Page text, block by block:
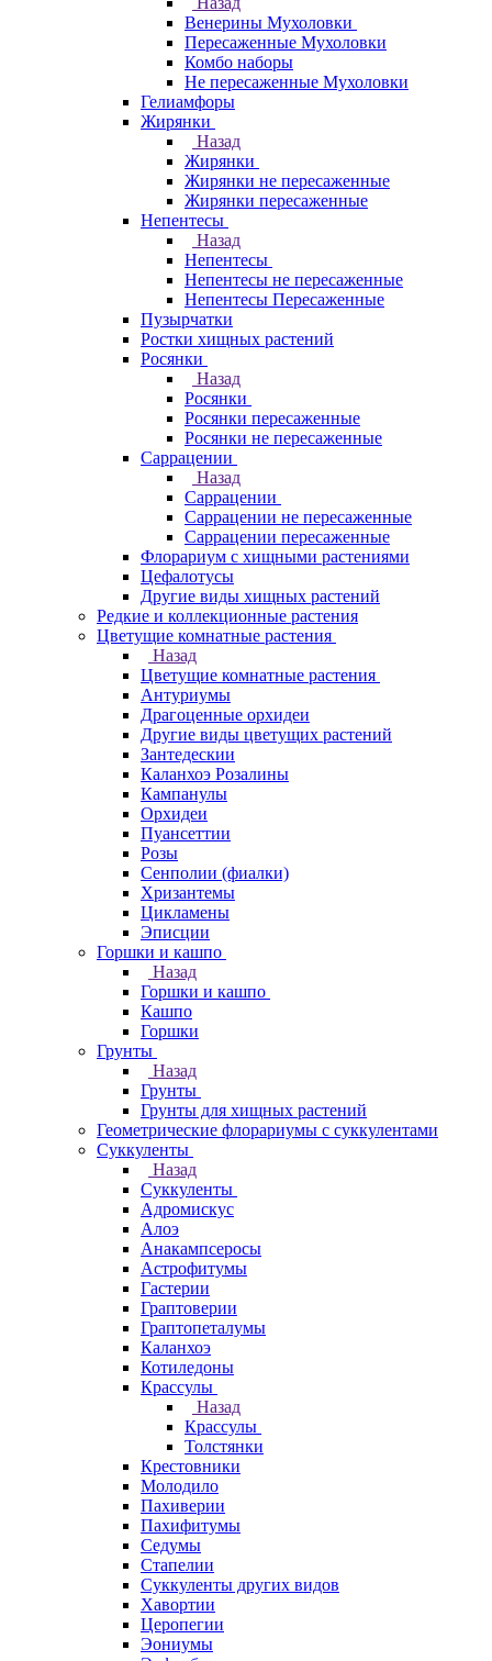
Венерины Мухоловки
Пересаженные Мухоловки
Комбо наборы
Не пересаженные Мухоловки
Гелиамфоры
Жирянки
Назад
Жирянки
Жирянки не пересаженные
Жирянки пересаженные
Непентесы
Назад
Непентесы
Непентесы не пересаженные
Непентесы Пересаженные
Пузырчатки
Ростки хищных растений
Росянки
Назад
Росянки
Росянки пересаженные
Росянки не пересаженные
Саррацении
Назад
Саррацении
Саррацении не пересаженные
Саррацении пересаженные
Флорариум с хищными растениями
Цефалотусы
Другие виды хищных растений
Редкие и коллекционные растения
Цветущие комнатные растения
Назад
Цветущие комнатные растения
Антуриумы
Драгоценные орхидеи
Другие виды цветущих растений
Зантедескии
Каланхоэ Розалины
Кампанулы
Орхидеи
Пуансеттии
Розы
Сенполии (фиалки)
Хризантемы
Цикламены
Эписции
Горшки и кашпо
Назад
Горшки и кашпо
Кашпо
Горшки
Грунты
Назад
Грунты
Грунты для хищных растений
Геометрические флорариумы с суккулентами
Суккуленты
Назад
Суккуленты
Адромискус
Алоэ
Анакампсеросы
Астрофитумы
Гастерии
Граптоверии
Граптопеталумы
Каланхоэ
Котиледоны
Крассулы
Назад
Крассулы
Толстянки
Крестовники
Молодило
Пахиверии
Пахифитумы
Седумы
Стапелии
Суккуленты других видов
Хавортии
Церопегии
Эониумы